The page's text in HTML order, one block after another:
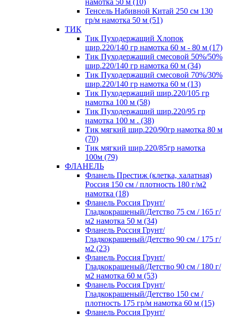
намотка 50 м (10)
Тенсель Набивной Китай 250 см 130
гр/м намотка 50 м (51)
ТИК
Тик Пуходержащий Хлопок
шир.220/140 гр намотка 60 м - 80 м (17)
Тик Пуходержащий смесовой 50%/50%
шир.220/140 гр намотка 60 м (34)
Тик Пуходержащий смесовой 70%/30%
шир.220/140 гр намотка 60 м (13)
Тик Пуходержащий шир.220/105 гр
намотка 100 м (58)
Тик Пуходержащий шир.220/95 гр
намотка 100 м . (38)
Тик мягкий шир.220/90гр намотка 80 м
(70)
Тик мягкий шир.220/85гр намотка
100м (79)
ФЛАНЕЛЬ
Фланель Престиж (клетка, халатная)
Россия 150 см / плотность 180 г/м2
намотка (18)
Фланель Россия Грунт/
Гладкокрашеный/Детство 75 см / 165 г/
м2 намотка 50 м (34)
Фланель Россия Грунт/
Гладкокрашеный/Детство 90 см / 175 г/
м2 (23)
Фланель Россия Грунт/
Гладкокрашеный/Детство 90 см / 180 г/
м2 намотка 60 м (53)
Фланель Россия Грунт/
Гладкокрашеный/Детство 150 см /
плотность 175 гр/м намотка 60 м (15)
Фланель Россия Грунт/